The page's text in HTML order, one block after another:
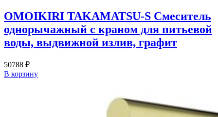
OMOIKIRI TAKAMATSU-S Смеситель
однорычажный с краном для питьевой
воды, выдвижной излив, графит
50788 ₽
В корзину